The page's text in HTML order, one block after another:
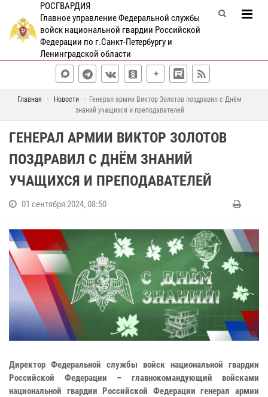
РОСГВАРДИЯ
Главное управление Федеральной службы
войск национальной гвардии Российской
Федерации по г.Санкт-Петербургу и
Ленинградской области
Главная Новости
Генерал армии Виктор Золотов поздравил с Днём
знаний учащихся и преподавателей
ГЕНЕРАЛ АРМИИ ВИКТОР ЗОЛОТОВ
ПОЗДРАВИЛ С ДНЁМ ЗНАНИЙ
УЧАЩИХСЯ И ПРЕПОДАВАТЕЛЕЙ
01 сентября 2024, 08:50
Директор Федеральной службы войск национальной гвардии
Российской Федерации – главнокомандующий войсками
национальной гвардии Российской Федерации генерал армии